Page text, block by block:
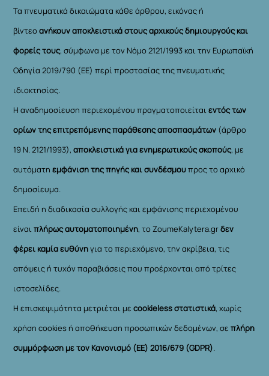
Τα πνευματικά δικαιώματα κάθε άρθρου, εικόνας ή
βίντεοανήκουν αποκλειστικά στους αρχικούς δημιουργούς και
φορείς τους, σύμφωνα με τον Νόμο 2121/1993 και την Ευρωπαϊκή
Οδηγία 2019/790 (ΕΕ) περί προστασίας της πνευματικής
ιδιοκτησίας.
Η αναδημοσίευση περιεχομένου πραγματοποιείταιεντός των
ορίων της επιτρεπόμενης παράθεσης αποσπασμάτων (άρθρο
19 Ν. 2121/1993), αποκλειστικά για ενημερωτικούς σκοπούς, με
αυτόματηεμφάνιση της πηγής και συνδέσμουπρος το αρχικό
δημοσίευμα.
Επειδή η διαδικασία συλλογής και εμφάνισης περιεχομένου
είναιπλήρως αυτοματοποιημένη, το ZoumeKalytera.grδεν
φέρει καμία ευθύνηγια το περιεχόμενο, την ακρίβεια, τις
απόψεις ή τυχόν παραβιάσεις που προέρχονται από τρίτες
ιστοσελίδες.
Η επισκεψιμότητα μετριέται μεcookieless στατιστικά, χωρίς
χρήση cookies ή αποθήκευση προσωπικών δεδομένων, σεπλήρη
συμμόρφωση με τον Κανονισμό (ΕΕ) 2016/679 (GDPR).